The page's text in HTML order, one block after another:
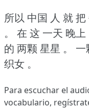
所以 中国 人 就
。
在 这 一天 晚
的 两颗 星星 。
一
织女 。
Para escuchar el
vocabulario,